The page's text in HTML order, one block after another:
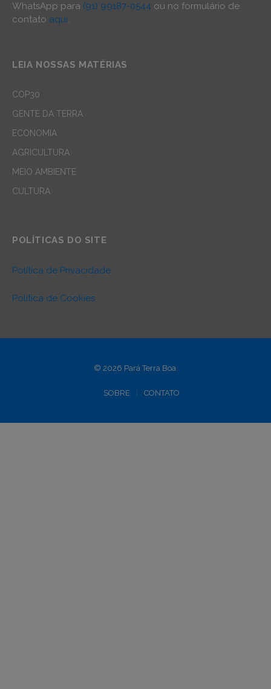
WhatsApp para (91) 99187-0544 ou no formulário de
contato aqui.
LEIA NOSSAS MATÉRIAS
COP30
GENTE DA TERRA
ECONOMIA
AGRICULTURA
MEIO AMBIENTE
CULTURA
POLÍTICAS DO SITE
Política de Privacidade
Política de Cookies
© 2026 Pará Terra Boa.
SOBRE CONTATO